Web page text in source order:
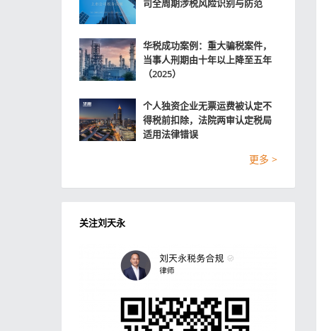
司全周期涉税风险识别与防范
华税成功案例：重大骗税案件，
当事人刑期由十年以上降至五年
（2025）
个人独资企业无票运费被认定不
得税前扣除，法院两审认定税局
适用法律错误
更多 >
关注刘天永